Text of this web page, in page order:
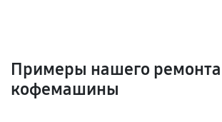
Примеры нашего ремонта
кофемашины